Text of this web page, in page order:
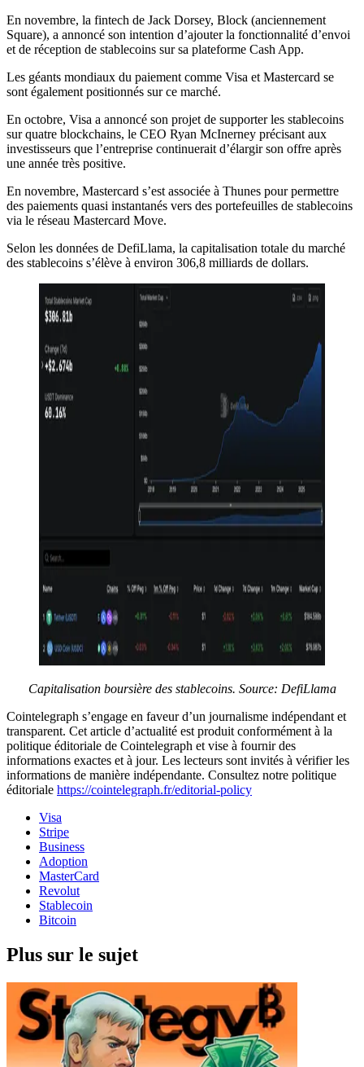
En novembre, la fintech de Jack Dorsey, Block (anciennement
Square), a annoncé son intention d’ajouter la fonctionnalité d’envoi
et de réception de stablecoins sur sa plateforme Cash App.
Les géants mondiaux du paiement comme Visa et Mastercard se
sont également positionnés sur ce marché.
En octobre, Visa a annoncé son projet de supporter les stablecoins
sur quatre blockchains, le CEO Ryan McInerney précisant aux
investisseurs que l’entreprise continuerait d’élargir son offre après
une année très positive.
En novembre, Mastercard s’est associée à Thunes pour permettre
des paiements quasi instantanés vers des portefeuilles de stablecoins
via le réseau Mastercard Move.
Selon les données de DefiLlama, la capitalisation totale du marché
des stablecoins s’élève à environ 306,8 milliards de dollars.
Capitalisation boursière des stablecoins. Source: DefiLlama
Cointelegraph s’engage en faveur d’un journalisme indépendant et
transparent. Cet article d’actualité est produit conformément à la
politique éditoriale de Cointelegraph et vise à fournir des
informations exactes et à jour. Les lecteurs sont invités à vérifier les
informations de manière indépendante. Consultez notre politique
éditoriale https://cointelegraph.fr/editorial-policy
Visa
Stripe
Business
Adoption
MasterCard
Revolut
Stablecoin
Bitcoin
Plus sur le sujet